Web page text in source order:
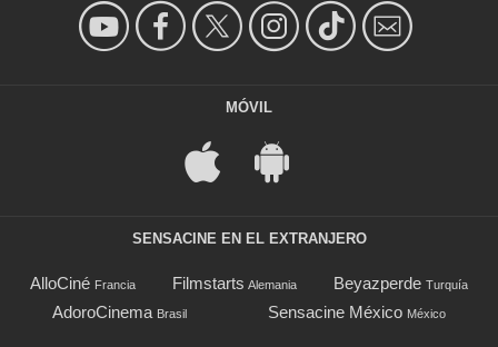
MÓVIL
SENSACINE EN EL EXTRANJERO
AlloCiné Francia Filmstarts Alemania Beyazperde Turquía
AdoroCinema Brasil Sensacine México México